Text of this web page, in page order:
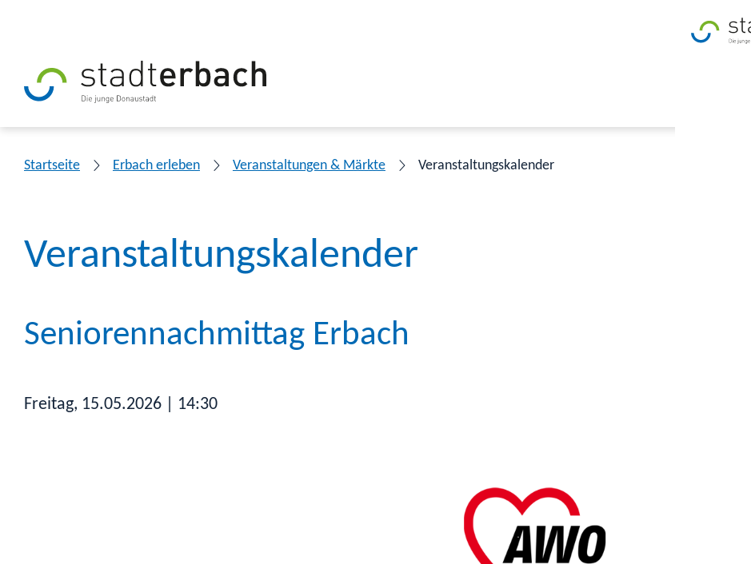
Startseite Erbach erleben Veranstaltungen & Märkte Veranstaltungskalender
Veranstaltungskalender
Freitag, 15.05.2026 | 14:30
Seniorennachmittag Erbach